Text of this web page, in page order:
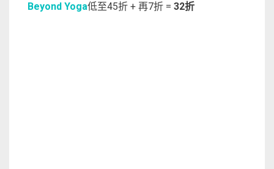
Beyond Yoga低至45折 + 再7折 = 32折